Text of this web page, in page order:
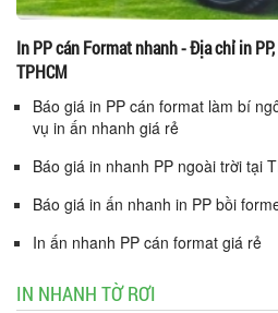
In PP cán Format nhanh - Địa chỉ in
TPHCM
Báo giá in PP cán format làm bí
vụ in ấn nhanh giá rẻ
Báo giá in nhanh PP ngoài trời tại
Báo giá in ấn nhanh in PP bồi
In ấn nhanh PP cán format giá rẻ
IN NHANH TỜ RƠI